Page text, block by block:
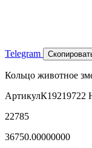
Telegram
Кольцо животное
АртикулК19219722
22785
36750.00000000